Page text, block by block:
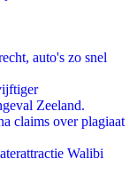
auto's zo snel
Zeeland.
claims over plagiaat
Walibi